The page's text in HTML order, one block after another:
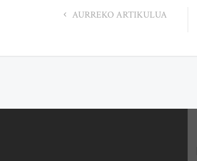
AURREKO ARTIKULUA